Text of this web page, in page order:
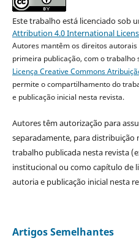
Este trabalho está licenciado sob
Attribution 4.0 International
Autores mantêm os direitos
primeira publicação, com o
Licença Creative Commons
permite o compartilhamento do
e publicação inicial nesta revista.
Autores têm autorização para
separadamente, para distribuição
trabalho publicada nesta revista
institucional ou como capítulo de
autoria e publicação inicial nesta
Artigos Semelhantes